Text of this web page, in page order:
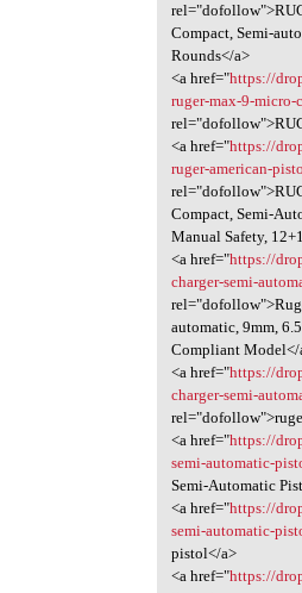
Compact, Semi-
Rounds</a>
<a href="https://
ruger-max-9-micro-
<a href="https://
ruger-american-
Compact, Semi-
Manual Safety,
<a href="https://
charger-semi-
automatic, 9mm,
Compliant Model</
<a href="https://
charger-semi-
<a href="https://
semi-automatic-
Semi-Automatic
<a href="https://
semi-automatic-
pistol</a>
<a href="https://